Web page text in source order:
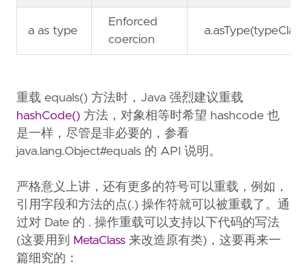
a as type
Enforced
coercion
a.asType(typeClass)
重载 equals() 方法时，Java 强烈建议重载
hashCode() 方法，对象相等时希望 hashcode 也
是一样，尽管是非必要的，参看
java.lang.Object#equals 的 API 说明。
严格意义上讲，还有更多的符号可以重载，例如，
引用字段和方法的点(.) 操作符就可以被重载了。通
过对 Date 的 . 操作重载可以支持以下代码的写法
(这要用到
MetaClass 来改造原有类)，这要再来一
篇细究的：